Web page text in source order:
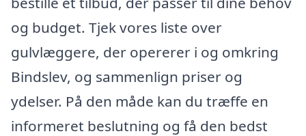
og budget. Tjek vores liste over
gulvlæggere, der opererer i og omkring
Bindslev, og sammenlign priser og
ydelser. På den måde kan du træffe en
informeret beslutning og få den bedst